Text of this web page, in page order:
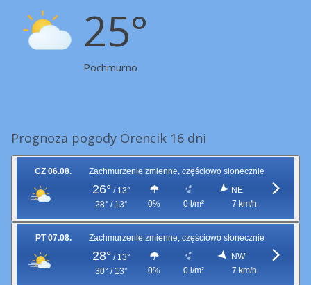
25°
Pochmurno
Prognoza pogody Örencik 16 dni
CZ 06.08. Zachmurzenie zmienne, częściowo słonecznie
26° / 13°
28° / 13°
0% 0 l/m²
NE
7 km/h
PT 07.08. Zachmurzenie zmienne, częściowo słonecznie
28° / 13°
30° / 13°
0% 0 l/m²
NW
7 km/h